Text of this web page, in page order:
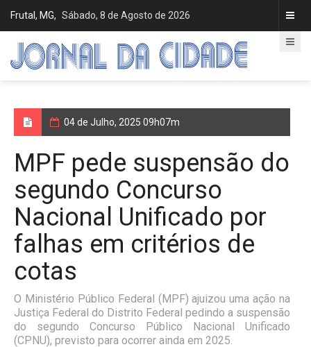
Frutal, MG, Sábado, 8 de Agosto de 2026
04 de Julho, 2025 09h07m
MPF pede suspensão do
segundo Concurso
Nacional Unificado por
falhas em critérios de
cotas
O Ministério Público Federal (MPF) ajuizou uma ação na
Justiça Federal do Distrito Federal pedindo a suspensão
do segundo Concurso Público Nacional Unificado
(CPNU), previsto para ocorrer ainda em 2025.